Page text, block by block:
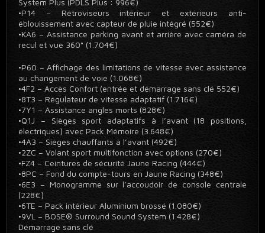
System Plus (PDLS Plus : 996€)
•P14 – Rétroviseurs intérieur et extérieurs anti-
éblouissement avec capteur de pluie intégré (552€)
•KA6 – Assistance parking avant et arrière avec caméra de
recul et vue 360° (1.704€)
•P60 – Affichage des limitations de vitesse avec assistance
au changement de voie (1.068€)
•4F2 – Accès Confort (entrée et démarrage sans clé 552€)
•8T3 – Régulateur de vitesse adaptatif (1.716€)
•7Y1 – Assistance angles morts (828€)
•Q1J – Sièges sport adaptatifs à l’avant (18 positions,
électriques) avec Pack Mémoire (3.648€)
•4A3 – Sièges chauffants à l’avant (492€)
•2ZC – Volant sport multifonction avec options (270€)
•FZ4 – Ceintures de sécurité Jaune Racing (444€)
•8PC – Fond du compte-tours en Jaune Racing (348€)
•6E3 – Monogramme sur l’accoudoir de console centrale
(228€)
•6TE – Pack intérieur Aluminium brossé (1.080€)
•9VL – BOSE® Surround Sound System (1.428€)
Démarrage sans clé